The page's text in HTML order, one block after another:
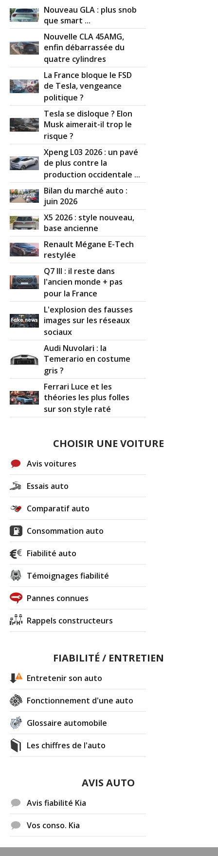
Nouveau GLA : plus snob
que smart ...
Nouvelle CLA 45AMG,
enfin débarrassée du
quatre cylindres
La France bloque le FSD
de Tesla, vengeance
politique ?
Tesla se disloque ? Elon
Musk aimerait-il trop le
risque ?
Xpeng L03 2026 : un pavé
de plus contre la
production occidentale ...
Bilan du marché auto :
juin 2026
X5 2026 : style nouveau,
base ancienne
Renault Mégane E-Tech
restylée
Q7 III : il reste dans
l'ancien monde + pas
pour la France
L'explosion des fausses
images sur les réseaux
sociaux
Audi Nuvolari : la
Temerario en costume
gris ?
Ferrari Luce et les
théories les plus folles
sur son style raté
CHOISIR UNE VOITURE
Avis voitures
Essais auto
Comparatif auto
Consommation auto
Fiabilité auto
Témoignages fiabilité
Pannes connues
Rappels constructeurs
FIABILITÉ / ENTRETIEN
Entretenir son auto
Fonctionnement d'une auto
Glossaire automobile
Les chiffres de l'auto
AVIS AUTO
Avis fiabilité Kia
Vos conso. Kia